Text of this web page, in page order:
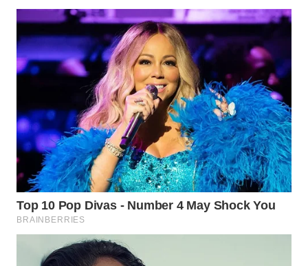
TANI
WAHANA
ADVOKAT
WAHANA
INFRASTRUKTUR
WAHANA
KONSUMEN
WAHANA
LISTRIK
WAHANA